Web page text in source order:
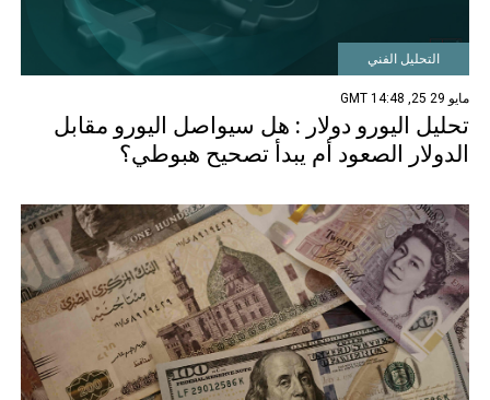
التحليل الفني
مايو 29 25, 14:48 GMT
تحليل اليورو دولار : هل سيواصل اليورو مقابل
الدولار الصعود أم يبدأ تصحيح هبوطي؟